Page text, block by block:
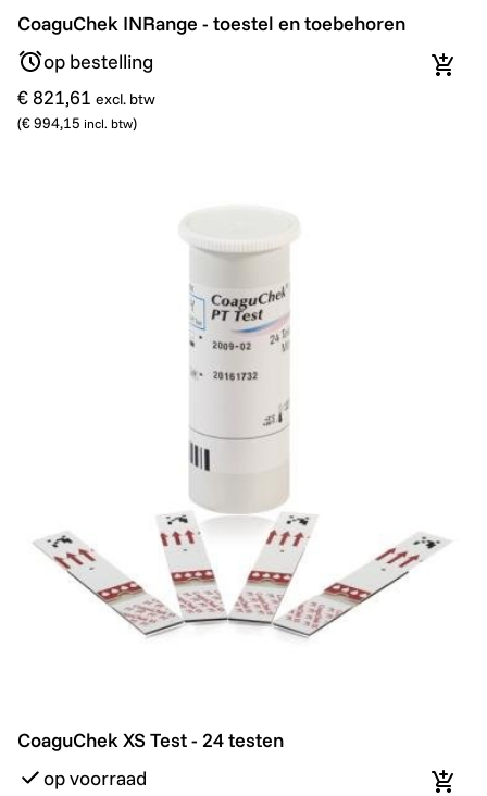
CoaguChek INRange - toestel en toebehoren
CoaguChek INRange - toestel en toebehoren
op bestelling
€ 821,61 excl. btw
(€ 994,15 incl. btw)
In
CoaguChek XS Test - 24 testen
CoaguChek XS Test - 24 testen
op voorraad